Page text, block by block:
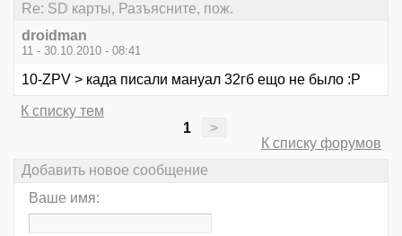
Re: SD карты, Разъясните, пож.
droidman
11 - 30.10.2010 - 08:41
10-ZPV > када писали мануал 32гб ещо не было :P
К списку тем
1
>
К списку форумов
Добавить новое сообщение
Ваше имя: